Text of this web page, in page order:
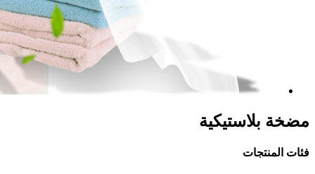
مضخة بلاستيكية
فئات المنتجات